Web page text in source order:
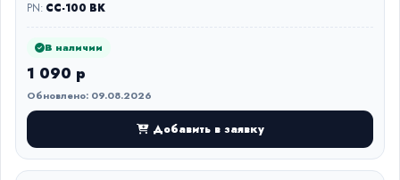
PN: CC-100 BK
В наличии
1 090 р
Обновлено: 09.08.2026
Добавить в заявку